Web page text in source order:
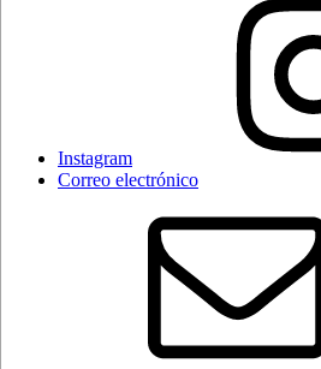
Instagram
Correo electrónico